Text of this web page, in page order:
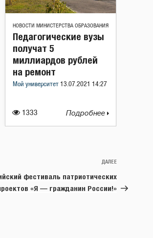
НОВОСТИ МИНИСТЕРСТВА ОБРАЗОВАНИЯ
1333
Педагогические вузы
получат 5
миллиардов рублей
на ремонт
Мой университет 13.07.2021 14:27
Подробнее
Следующая
запись
ДАЛЕЕ
фестиваль патриотических
«Я — гражданин России!»